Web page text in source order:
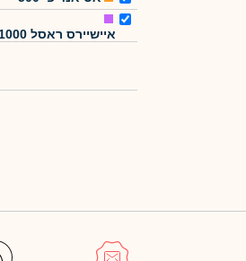
איישיירס ראסל 1000